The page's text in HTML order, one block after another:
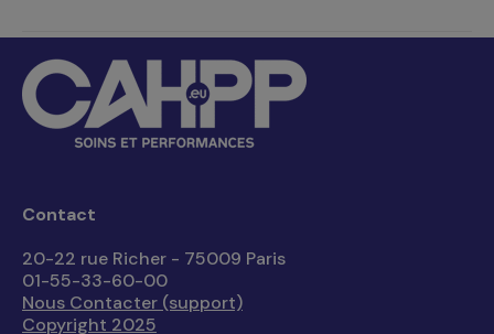
Contact
20-22 rue Richer - 75009 Paris
01-55-33-60-00
Nous Contacter (support)
Copyright 2025